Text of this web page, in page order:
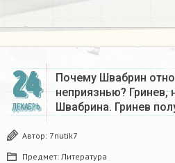
24
ДЕКАБРЬ
Почему Швабрин
неприязнью?
Швабрина. Гринев
Автор: 7nutik7
Предмет: Литература